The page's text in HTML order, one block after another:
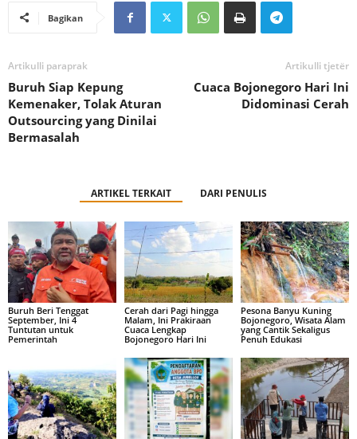
Bagikan
Artikulli paraprak
Buruh Siap Kepung
Kemenaker, Tolak Aturan
Outsourcing yang Dinilai
Bermasalah
Artikulli tjetër
Cuaca Bojonegoro Hari Ini
Didominasi Cerah
ARTIKEL TERKAIT DARI PENULIS
Buruh Beri Tenggat
September, Ini 4
Tuntutan untuk
Pemerintah
Cerah dari Pagi hingga
Malam, Ini Prakiraan
Cuaca Lengkap
Bojonegoro Hari Ini
Pesona Banyu Kuning
Bojonegoro, Wisata Alam
yang Cantik Sekaligus
Penuh Edukasi